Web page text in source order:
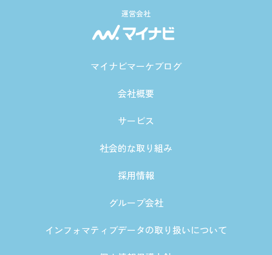
運営会社
マイナビマーケブログ
会社概要
サービス
社会的な取り組み
採用情報
グループ会社
インフォマティブデータの取り扱いについて